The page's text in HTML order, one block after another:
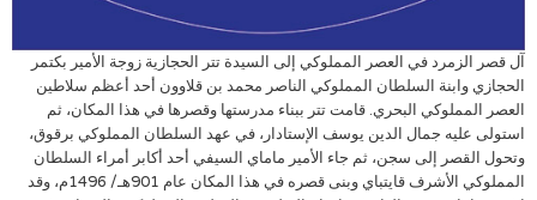
آل قصر الزمرد في العصر المملوكي إلى السيدة تتر الحجازية زوجة الأمير بكتمر
الحجازي وابنة السلطان المملوكي الناصر محمد بن قلاوون أحد أعظم سلاطين
العصر المملوكي البحري. قامت تتر ببناء مدرستها وقصرها في هذا المكان، ثم
استولى عليه جمال الدين يوسف الإستادار، في عهد السلطان المملوكي برقوق،
وتحول القصر إلى سجن، ثم جاء الأمير ماماي السيفي أحد أكابر أمراء السلطان
المملوكي الأشرف قايتباي وبنى قصره في هذا المكان عام 901هـ/ 1496م، وقد